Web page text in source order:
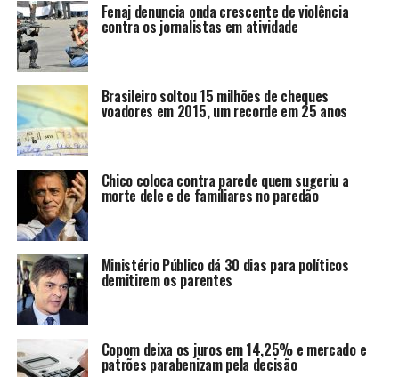
Fenaj denuncia onda crescente de violência
contra os jornalistas em atividade
Brasileiro soltou 15 milhões de cheques
voadores em 2015, um recorde em 25 anos
Chico coloca contra parede quem sugeriu a
morte dele e de familiares no paredão
Ministério Público dá 30 dias para políticos
demitirem os parentes
Copom deixa os juros em 14,25% e mercado e
patrões parabenizam pela decisão